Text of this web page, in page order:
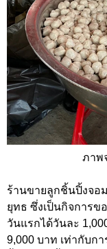
ภาพ
ร้านขายลูกชิ้นปิ้งจอ
ยุทธ ซึ่งเป็นกิจการข
วันแรกได้วันละ
9,000 บาท เท่ากับก